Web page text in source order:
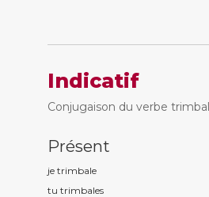
Indicatif
Conjugaison du verbe
Présent
je trimbale
tu trimbales